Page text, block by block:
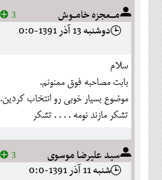
مـــعجزه خامــوش 3
دوشنبه 13 آذر 1391-0:0
سلام
بابت مصاحبه فوق ممنونم.
موضوع بسيار خوبي رو انتخاب كردين.
تشكر مازند نومه . . . . تشكر
سید علیرضا موسوی 3
شنبه 11 آذر 1391-0:0